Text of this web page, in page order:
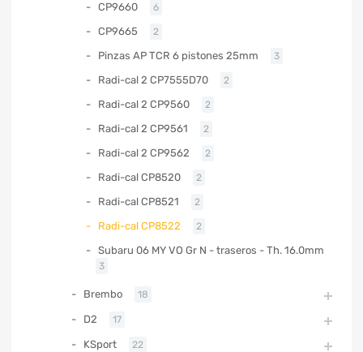
CP9660 6
CP9665 2
Pinzas AP TCR 6 pistones 25mm 3
Radi-cal 2 CP7555D70 2
Radi-cal 2 CP9560 2
Radi-cal 2 CP9561 2
Radi-cal 2 CP9562 2
Radi-cal CP8520 2
Radi-cal CP8521 2
Radi-cal CP8522 2
Subaru 06 MY VO Gr N - traseros - Th. 16.0mm
3
Brembo 18
D2 17
KSport 22